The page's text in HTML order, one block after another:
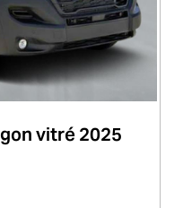
vitré 2025